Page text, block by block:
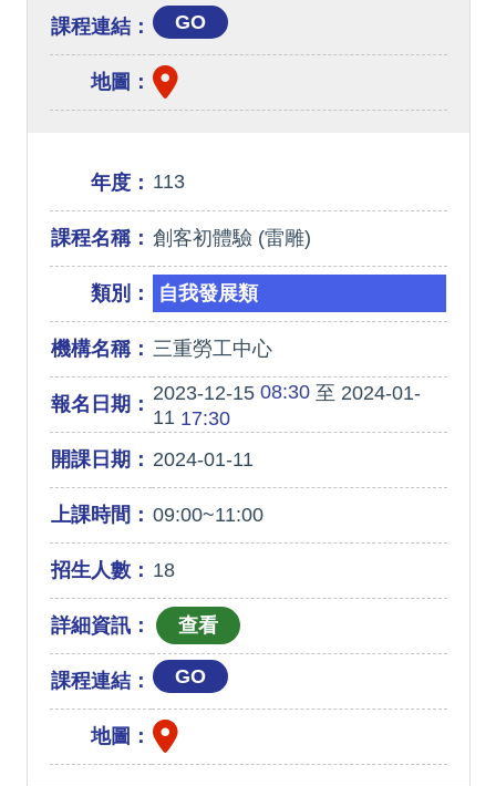
課程連結： GO
地圖：
年度： 113
課程名稱： 創客初體驗 (雷雕)
類別： 自我發展類
機構名稱： 三重勞工中心
報名日期： 2023-12-1508:30至 2024-01-
1117:30
開課日期： 2024-01-11
上課時間： 09:00~11:00
招生人數： 18
詳細資訊：
課程連結： GO
地圖：